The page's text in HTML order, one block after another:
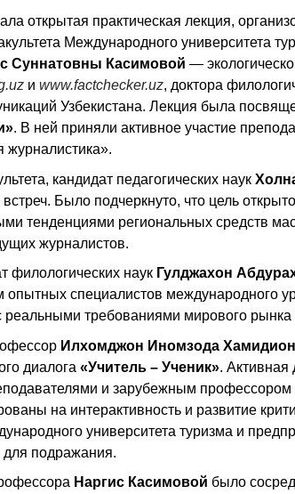
открытая практическая лекция,
Международного университета
Суннатовны Касимовой —
и www.factchecker.uz, доктора
Узбекистана. Лекция была
. В ней приняли активное участие
журналистика».
кандидат педагогических наук
Было подчеркнуто, что цель
тенденциями региональных средств
журналистов.
филологических наук Гулджахон
опытных специалистов международного
реальными требованиями мирового рынка
Илхомджон Иномзода Хамидион
диалога «Учитель – Ученик». Активная
и зарубежным
на интерактивность и развитие
университета туризма и
для подражания.
Наргис Касимовой было